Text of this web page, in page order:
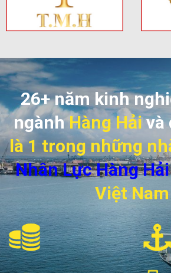
26+ năm kinh
ngành Hàng Hảivà
là 1 trong những
Nhân Lực Hàng Hải
Việt Nam